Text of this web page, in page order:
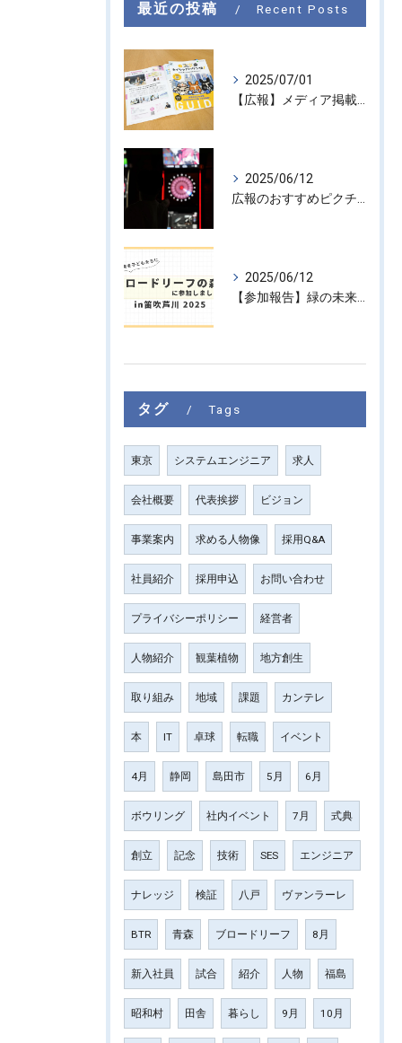
最近の投稿 Recent Posts
2025/07/01
2025/06/12
2025/06/12
タグ Tags
東京 システムエンジニア 求人
会社概要 代表挨拶 ビジョン
事業案内 求める人物像 採用Q&A
社員紹介 採用申込 お問い合わせ
プライバシーポリシー 経営者
人物紹介 観葉植物 地方創生
取り組み 地域 課題 カンテレ
本 IT 卓球 転職 イベント
4月 静岡 島田市 5月 6月
ボウリング 社内イベント 7月 式典
創立 記念 技術 SES エンジニア
ナレッジ 検証 八戸 ヴァンラーレ
BTR 青森 ブロードリーフ 8月
新入社員 試合 紹介 人物 福島
昭和村 田舎 暮らし 9月 10月